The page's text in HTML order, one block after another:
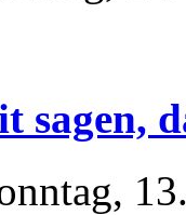
sagen,